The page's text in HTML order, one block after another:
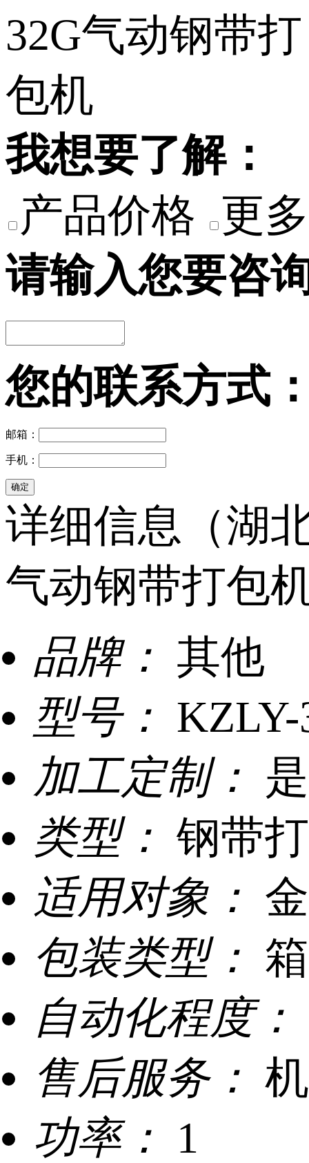
我想要了解：
产品价格 更
请输入您要咨
您的联系方式
邮箱：
手机：
详细信息（湖
气动钢带打包
品牌： 其他
型号： KZLY-
加工定制： 是
类型： 钢带
适用对象：
包装类型：
自动化程度：
售后服务：
功率： 1